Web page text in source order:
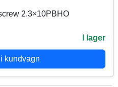
2.3×10PBHO
I lager
kundvagn